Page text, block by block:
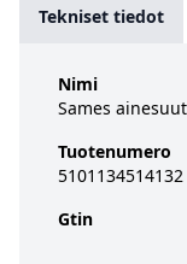
Tekniset tiedot
Nimi
Sames
Tuotenumero
5101134514132
Gtin